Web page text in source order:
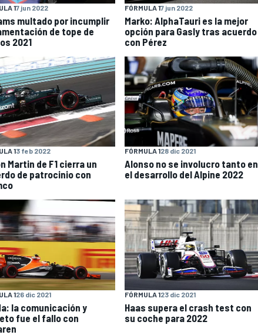
17 jun 2022
multado por incumplir
de tope de
2021
FÓRMULA 17 jun 2022
Marko: AlphaTauri es la mejor
opción para Gasly tras acuerdo
con Pérez
13 feb 2022
Martin de F1 cierra un
de patrocinio con
FÓRMULA 128 dic 2021
Alonso no se involucro tanto en
el desarrollo del Alpine 2022
126 dic 2021
la comunicación y
fue el fallo con
FÓRMULA 123 dic 2021
Haas supera el crash test con
su coche para 2022